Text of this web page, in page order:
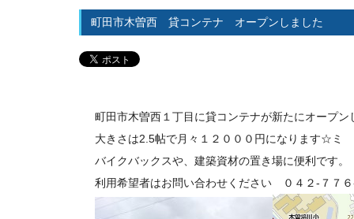
町田市木曽西 貸コンテナ オープンしました
町田市木曽西１丁目に貸コンテナが新たにオープン
大きさは2.5帖で月々１２０００円になります☆ミ
バイクバックスや、建築資材の置き場に便利です。
利用希望者はお問い合わせください ０４２-７７